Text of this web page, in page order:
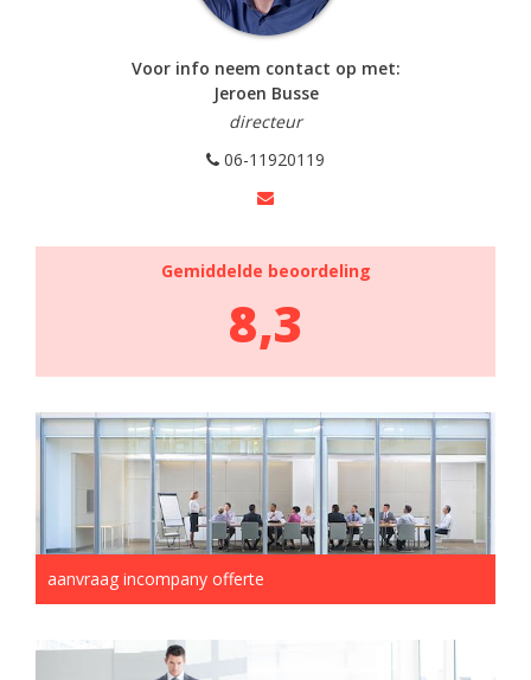
Voor info neem contact op met:
Jeroen Busse
directeur
06-11920119
Gemiddelde beoordeling
8,3
aanvraag incompany offerte